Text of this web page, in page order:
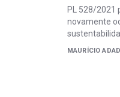
PL 528/2021
novamente
MAURÍCIO